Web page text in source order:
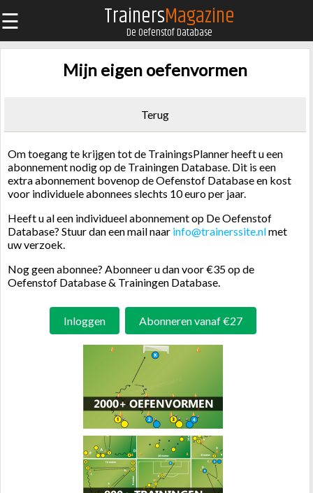
☰ TrainersMagazine
De Oefenstof Database
Mijn eigen oefenvormen
Terug
Om toegang te krijgen tot de TrainingsPlanner heeft u een
abonnement nodig op de Trainingen Database. Dit is een
extra abonnement bovenop de Oefenstof Database en kost
voor individuele abonnees slechts 10 euro per jaar.
Heeft u al een individueel abonnement op De Oefenstof
Database? Stuur dan een mail naar info@trainerssite.nlmet
uw verzoek.
Nog geen abonnee? Abonneer u dan voor €35 op de
Oefenstof Database & Trainingen Database.
Inloggen Abonneren vanaf €27